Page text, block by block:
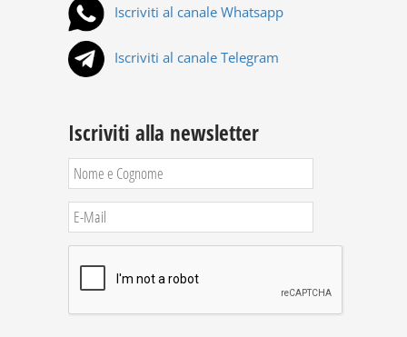
Iscriviti al canale Whatsapp
Iscriviti al canale Telegram
Iscriviti alla newsletter